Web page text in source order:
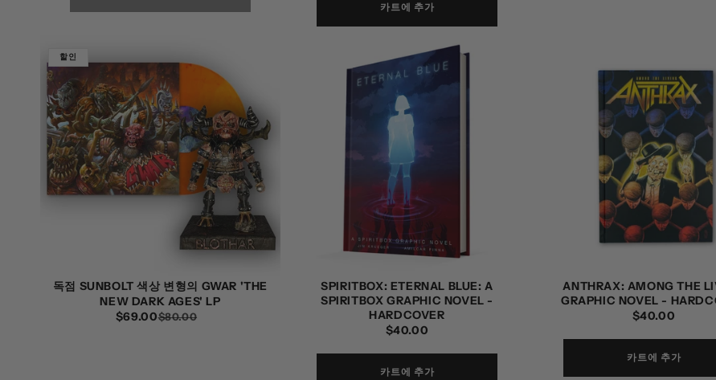
카트에 추가
할인
독점 SUNBOLT 색상 변형의 GWAR 'THE
NEW DARK AGES' LP
$80.00
$69.00
SPIRITBOX: ETERNAL BLUE: A
SPIRITBOX GRAPHIC NOVEL -
HARDCOVER
정
$40.00
카트에 추가
ANTHRAX: AMONG THE
GRAPHIC NOVEL -
정
$40.00
카트에 추가